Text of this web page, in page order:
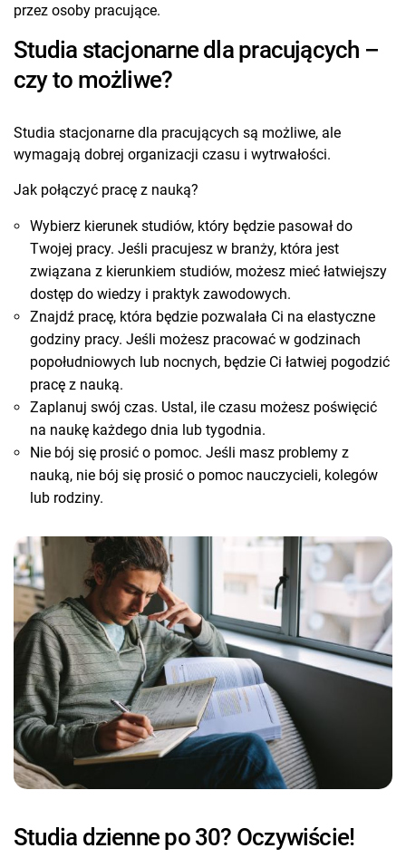
przez osoby pracujące.
Studia stacjonarne dla pracujących –
czy to możliwe?
Studia stacjonarne dla pracujących są możliwe, ale
wymagają dobrej organizacji czasu i wytrwałości.
Jak połączyć pracę z nauką?
Wybierz kierunek studiów, który będzie pasował do
Twojej pracy. Jeśli pracujesz w branży, która jest
związana z kierunkiem studiów, możesz mieć łatwiejszy
dostęp do wiedzy i praktyk zawodowych.
Znajdź pracę, która będzie pozwalała Ci na elastyczne
godziny pracy. Jeśli możesz pracować w godzinach
popołudniowych lub nocnych, będzie Ci łatwiej pogodzić
pracę z nauką.
Zaplanuj swój czas. Ustal, ile czasu możesz poświęcić
na naukę każdego dnia lub tygodnia.
Nie bój się prosić o pomoc. Jeśli masz problemy z
nauką, nie bój się prosić o pomoc nauczycieli, kolegów
lub rodziny.
Studia dzienne po 30? Oczywiście!